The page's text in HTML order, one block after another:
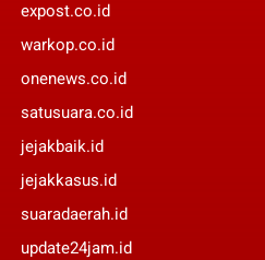
expost.co.id
warkop.co.id
onenews.co.id
satusuara.co.id
jejakbaik.id
jejakkasus.id
suaradaerah.id
update24jam.id